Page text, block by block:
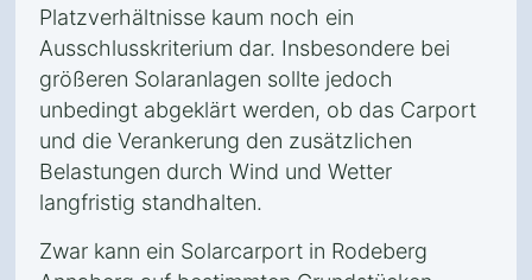
Platzverhältnisse kaum noch ein
Ausschlusskriterium dar. Insbesondere bei
größeren Solaranlagen sollte jedoch
unbedingt abgeklärt werden, ob das Carport
und die Verankerung den zusätzlichen
Belastungen durch Wind und Wetter
langfristig standhalten.
Zwar kann ein Solarcarport in Rodeberg